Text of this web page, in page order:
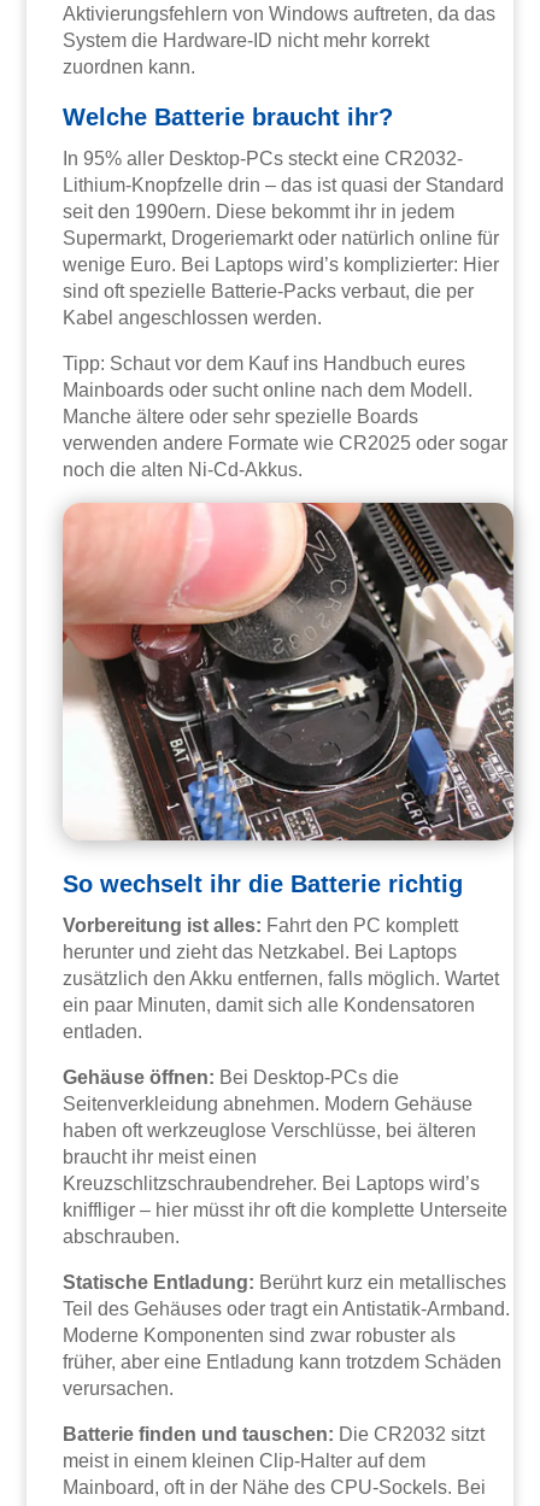
Aktivierungsfehlern von Windows auftreten, da das
System die Hardware-ID nicht mehr korrekt
zuordnen kann.
Welche Batterie braucht ihr?
In 95% aller Desktop-PCs steckt eine CR2032-
Lithium-Knopfzelle drin – das ist quasi der Standard
seit den 1990ern. Diese bekommt ihr in jedem
Supermarkt, Drogeriemarkt oder natürlich online für
wenige Euro. Bei Laptops wird’s komplizierter: Hier
sind oft spezielle Batterie-Packs verbaut, die per
Kabel angeschlossen werden.
Tipp: Schaut vor dem Kauf ins Handbuch eures
Mainboards oder sucht online nach dem Modell.
Manche ältere oder sehr spezielle Boards
verwenden andere Formate wie CR2025 oder sogar
noch die alten Ni-Cd-Akkus.
So wechselt ihr die Batterie richtig
Vorbereitung ist alles: Fahrt den PC komplett
herunter und zieht das Netzkabel. Bei Laptops
zusätzlich den Akku entfernen, falls möglich. Wartet
ein paar Minuten, damit sich alle Kondensatoren
entladen.
Gehäuse öffnen: Bei Desktop-PCs die
Seitenverkleidung abnehmen. Modern Gehäuse
haben oft werkzeuglose Verschlüsse, bei älteren
braucht ihr meist einen
Kreuzschlitzschraubendreher. Bei Laptops wird’s
kniffliger – hier müsst ihr oft die komplette Unterseite
abschrauben.
Statische Entladung: Berührt kurz ein metallisches
Teil des Gehäuses oder tragt ein Antistatik-Armband.
Moderne Komponenten sind zwar robuster als
früher, aber eine Entladung kann trotzdem Schäden
verursachen.
Batterie finden und tauschen: Die CR2032 sitzt
meist in einem kleinen Clip-Halter auf dem
Mainboard, oft in der Nähe des CPU-Sockels. Bei